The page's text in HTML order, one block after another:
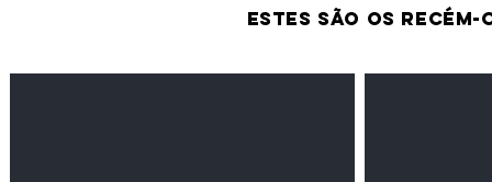
estes são os recém-